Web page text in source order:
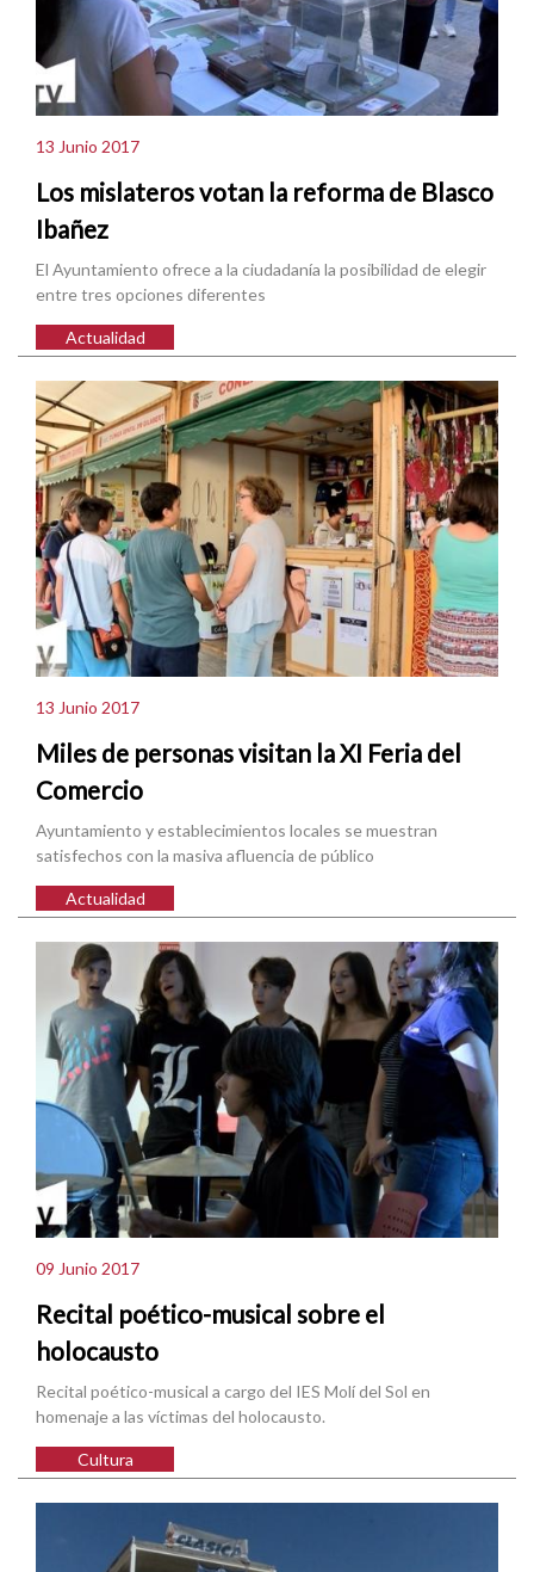
13 Junio 2017
Los mislateros votan la reforma de Blasco
Ibañez
El Ayuntamiento ofrece a la ciudadanía la posibilidad de elegir
entre tres opciones diferentes
Actualidad
13 Junio 2017
Miles de personas visitan la XI Feria del
Comercio
Ayuntamiento y establecimientos locales se muestran
satisfechos con la masiva afluencia de público
Actualidad
09 Junio 2017
Recital poético-musical sobre el
holocausto
Recital poético-musical a cargo del IES Molí del Sol en
homenaje a las víctimas del holocausto.
Cultura